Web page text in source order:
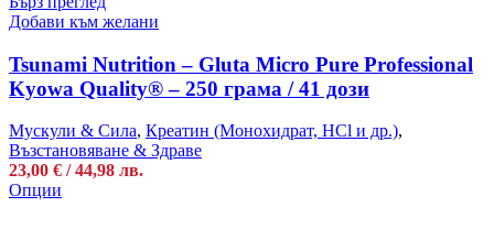
Добави към желани
Tsunami Nutrition – Gluta Micro Pure Professional
Kyowa Quality® – 250 грама / 41 дози
Мускули & Сила, Креатин (Монохидрат, HCl и др.),
Възстановяване & Здраве
23,00 € / 44,98 лв.
Опции